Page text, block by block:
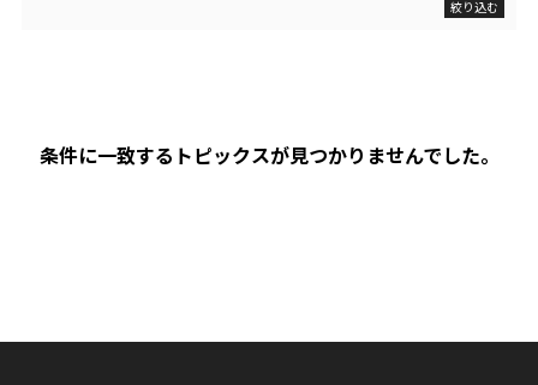
絞り込む
条件に一致するトピックスが見つかりませんでした。